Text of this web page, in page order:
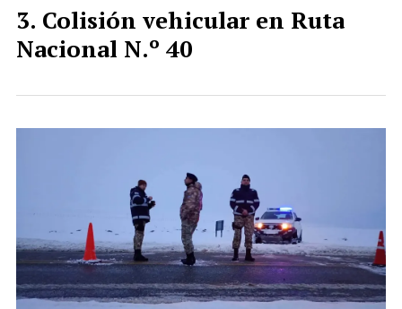
Colisión vehicular en Ruta
Nacional N.º 40